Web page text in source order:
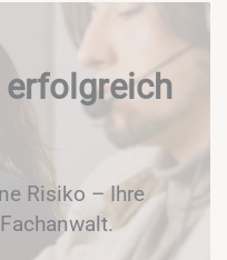
erfolgreich
Risiko – Ihre